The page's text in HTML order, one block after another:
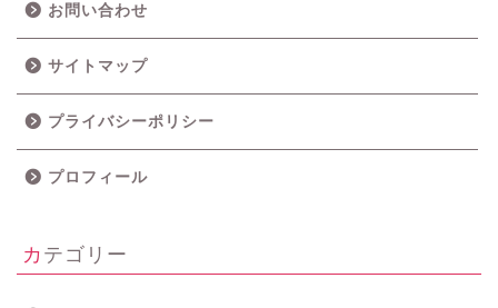
お問い合わせ
サイトマップ
プライバシーポリシー
プロフィール
カテゴリー